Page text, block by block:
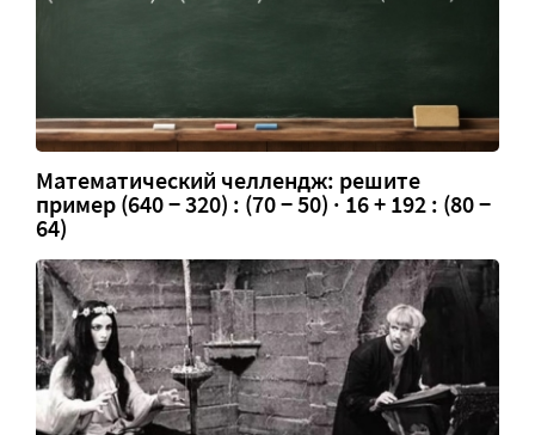
Математический челлендж: решите
пример (640 − 320) : (70 − 50) · 16 + 192 : (80 −
64)